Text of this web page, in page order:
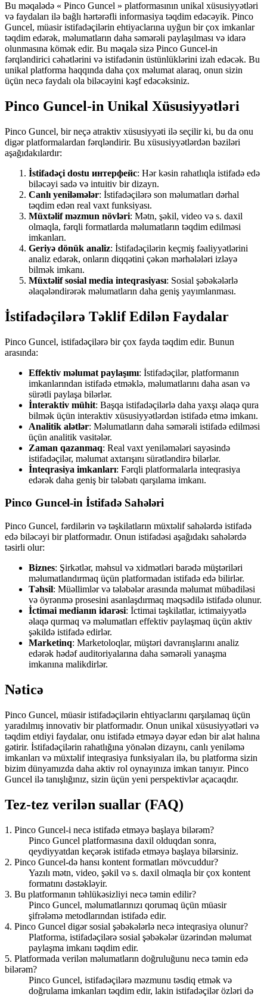
Bu məqalədə « Pinco Guncel » platformasının unikal xüsusiyyətləri
və faydaları ilə bağlı hərtərəfli informasiya təqdim edəcəyik. Pinco
Guncel, müasir istifadəçilərin ehtiyaclarına uyğun bir çox imkanlar
təqdim edərək, məlumatların daha səmərəli paylaşılması və idarə
olunmasına kömək edir. Bu məqalə sizə Pinco Guncel-in
fərqləndirici cəhətlərini və istifadənin üstünlüklərini izah edəcək. Bu
unikal platforma haqqında daha çox məlumat alaraq, onun sizin
üçün necə faydalı ola biləcəyini kəşf edəcəksiniz.
Pinco Guncel-in Unikal Xüsusiyyətləri
Pinco Guncel, bir neçə atraktiv xüsusiyyəti ilə seçilir ki, bu da onu
digər platformalardan fərqləndirir. Bu xüsusiyyətlərdən bəziləri
aşağıdakılardır:
İstifadəçi dostu интерфейс: Hər kəsin rahatlıqla istifadə edə
biləcəyi sadə və intuitiv bir dizayn.
Canlı yeniləmələr: İstifadəçilərə son məlumatları dərhal
təqdim edən real vaxt funksiyası.
Müxtəlif məzmun növləri: Mətn, şəkil, video və s. daxil
olmaqla, fərqli formatlarda məlumatların təqdim edilməsi
imkanları.
Geriyə dönük analiz: İstifadəçilərin keçmiş fəaliyyətlərini
analiz edərək, onların diqqətini çəkən mərhələləri izləyə
bilmək imkanı.
Müxtəlif sosial media inteqrasiyası: Sosial şəbəkələrlə
əlaqələndirərək məlumatların daha geniş yayımlanması.
İstifadəçilərə Təklif Edilən Faydalar
Pinco Guncel, istifadəçilərə bir çox fayda təqdim edir. Bunun
arasında:
Effektiv məlumat paylaşımı: İstifadəçilər, platformanın
imkanlarından istifadə etməklə, məlumatlarını daha asan və
sürətli paylaşa bilərlər.
İnteraktiv mühit: Başqa istifadəçilərlə daha yaxşı əlaqə qura
bilmək üçün interaktiv xüsusiyyətlərdən istifadə etmə imkanı.
Analitik alətlər: Məlumatların daha səmərəli istifadə edilməsi
üçün analitik vasitələr.
Zaman qazanmaq: Real vaxt yeniləmələri sayəsində
istifadəçilər, məlumat axtarışını sürətləndirə bilərlər.
İnteqrasiya imkanları: Fərqli platformalarla inteqrasiya
edərək daha geniş bir tələbatı qarşılama imkanı.
Pinco Guncel-in İstifadə Sahələri
Pinco Guncel, fərdilərin və təşkilatların müxtəlif sahələrdə istifadə
edə biləcəyi bir platformadır. Onun istifadəsi aşağıdakı sahələrdə
təsirli olur:
Biznes: Şirkətlər, məhsul və xidmətləri barədə müştəriləri
məlumatlandırmaq üçün platformadan istifadə edə bilirlər.
Təhsil: Müəllimlər və tələbələr arasında məlumat mübadiləsi
və öyrənmə prosesini asanlaşdırmaq məqsədilə istifadə olunur.
İctimai medianın idarəsi: İctimai təşkilatlar, ictimaiyyətlə
əlaqə qurmaq və məlumatları effektiv paylaşmaq üçün aktiv
şəkildə istifadə edirlər.
Marketinq: Marketoloqlar, müştəri davranışlarını analiz
edərək hədəf auditoriyalarına daha səmərəli yanaşma
imkanına malikdirlər.
Nəticə
Pinco Guncel, müasir istifadəçilərin ehtiyaclarını qarşılamaq üçün
yaradılmış innovativ bir platformadır. Onun unikal xüsusiyyətləri və
təqdim etdiyi faydalar, onu istifadə etməyə dəyər edən bir alət halına
gətirir. İstifadəçilərin rahatlığına yönələn dizaynı, canlı yeniləmə
imkanları və müxtəlif inteqrasiya funksiyaları ilə, bu platforma sizin
bizim dünyamızda daha aktiv rol oynayınıza imkan tanıyır. Pinco
Guncel ilə tanışlığınız, sizin üçün yeni perspektivlər açacaqdır.
Tez-tez verilən suallar (FAQ)
1. Pinco Guncel-i necə istifadə etməyə başlaya bilərəm?
Pinco Guncel platformasına daxil olduqdan sonra,
qeydiyyatdan keçərək istifadə etməyə başlaya bilərsiniz.
2. Pinco Guncel-də hansı kontent formatları mövcuddur?
Yazılı mətn, video, şəkil və s. daxil olmaqla bir çox kontent
formatını dəstəkləyir.
3. Bu platformanın təhlükəsizliyi necə təmin edilir?
Pinco Guncel, məlumatlarınızı qorumaq üçün müasir
şifrələmə metodlarından istifadə edir.
4. Pinco Guncel digər sosial şəbəkələrlə necə inteqrasiya olunur?
Platforma, istifadəçilərə sosial şəbəkələr üzərindən məlumat
paylaşma imkanı təqdim edir.
5. Platformada verilən məlumatların doğruluğunu necə təmin edə
bilərəm?
Pinco Guncel, istifadəçilərə məzmunu təsdiq etmək və
doğrulama imkanları təqdim edir, lakin istifadəçilər özləri də